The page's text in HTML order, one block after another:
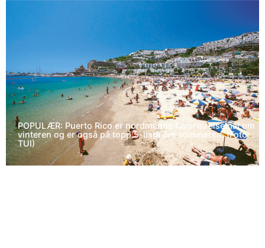
POPULÆR: Puerto Rico er nordmenns favorittreisemål om
vinteren og er også på topp 5-lista om sommeren. (Foto:
TUI)